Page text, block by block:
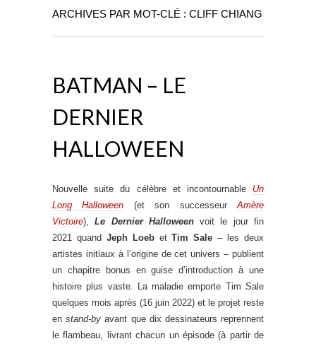
ARCHIVES PAR MOT-CLÉ : CLIFF CHIANG
BATMAN – LE
DERNIER
HALLOWEEN
Nouvelle suite du célèbre et incontournable Un
Long Halloween (et son successeurAmère
Victoire),Le Dernier Halloweenvoit le jour fin
2021 quand Jeph LoebetTim Sale – les deux
artistes initiaux à l’origine de cet univers – publient
un chapitre bonus en guise d’introduction à une
histoire plus vaste. La maladie emporte Tim Sale
quelques mois après (16 juin 2022) et le projet reste
enstand-by avant que dix dessinateurs reprennent
le flambeau, livrant chacun un épisode (à partir de